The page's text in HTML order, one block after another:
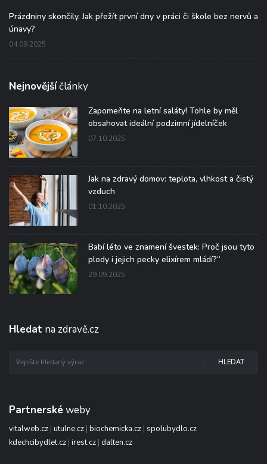
Prázdniny skončily. Jak přežít první dny v práci či škole bez nervů a
únavy?
04.09.2025
Nejnovějšíčlánky
Zapomeňte na letní saláty! Tohle by měl
obsahovat ideální podzimní jídelníček
07.10.2025
Jak na zdravý domov: teplota, vlhkost a čistý
vzduch
01.10.2025
Babí léto ve znamení švestek: Proč jsou tyto
plody i jejich pecky elixírem mládí?“
29.09.2025
Hledat na zdravě.cz
HLEDAT
Partnerské weby
vitalweb.cz | utulne.cz | biochemicka.cz | spolubydlo.cz
kdechcibydlet.cz | irest.cz | dalten.cz